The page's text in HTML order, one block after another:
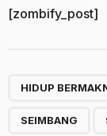
[zombify_post]
HIDUP
SEIMBANG